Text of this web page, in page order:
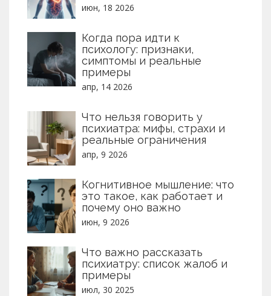
июн, 18 2026
Когда пора идти к
психологу: признаки,
симптомы и реальные
примеры
апр, 14 2026
Что нельзя говорить у
психиатра: мифы, страхи и
реальные ограничения
апр, 9 2026
Когнитивное мышление: что
это такое, как работает и
почему оно важно
июн, 9 2026
Что важно рассказать
психиатру: список жалоб и
примеры
июл, 30 2025